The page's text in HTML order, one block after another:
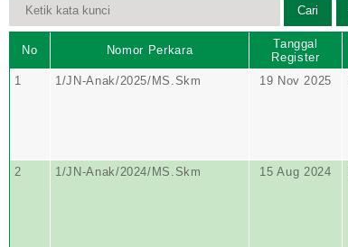
No Nomor Perkara
Tanggal
Register
1 1/JN-Anak/2025/MS.Skm 19 Nov 2025
2 1/JN-Anak/2024/MS.Skm 15 Aug 2024